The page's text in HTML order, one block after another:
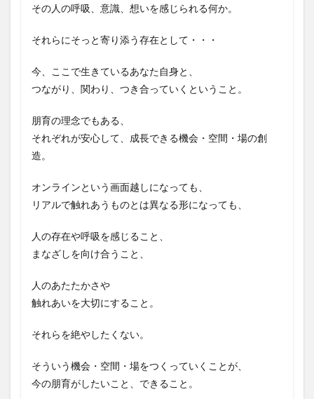
その人の呼吸、意識、想いを感じられる何か。
それらにそっと寄り添う存在として・・・
今、ここで生きているあなた自身と、
つながり、関わり、つき合っていくということ。
朋育の理念でもある、
それぞれが安心して、成長できる機会・空間・場の創
造。
オンラインという画面越しになっても、
リアルで触れあうものとは異なる形になっても、
人の存在や呼吸を感じること、
まなざしを向け合うこと、
人のあたたかさや
触れあいを大切にすること。
それらを絶やしたくない。
そういう機会・空間・場をつくっていくことが、
今の朋育がしたいこと、できること。